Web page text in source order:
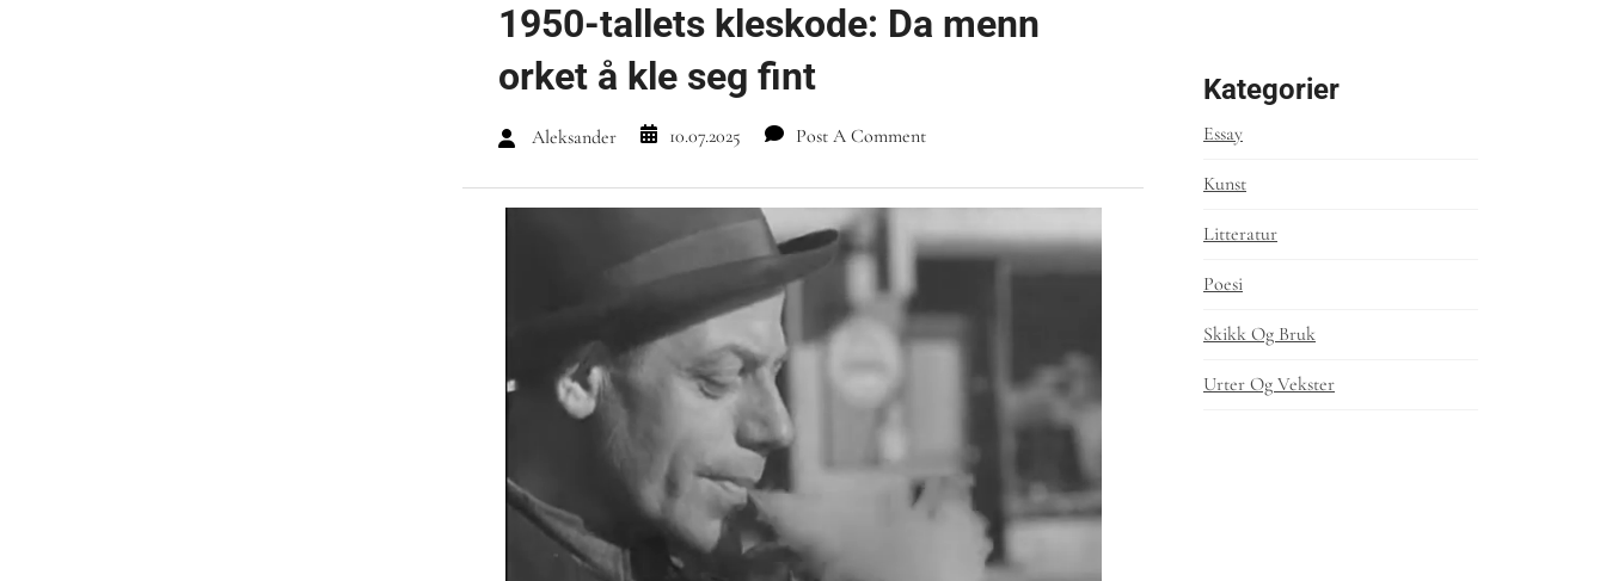
1950-tallets kleskode: Da menn
orket å kle seg fint
Aleksander 10.07.2025 Post A Comment
Kategorier
Essay
Kunst
Litteratur
Poesi
Skikk Og Bruk
Urter Og Vekster